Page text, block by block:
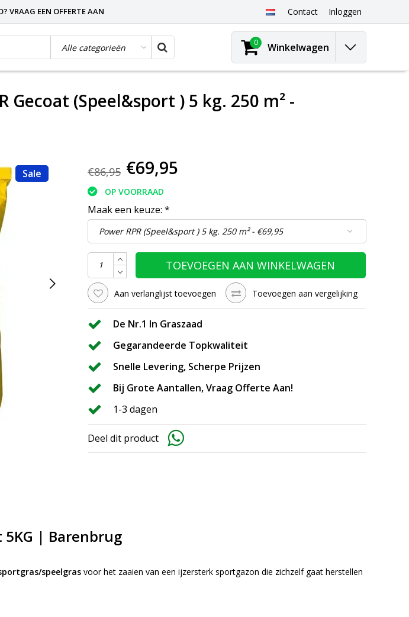
VRAAG EEN OFFERTE AAN Contact Inloggen
0 Winkelwagen
Gecoat (Speel&sport ) 5 kg. 250 m² -
Sale €86,95 €69,95
OP VOORRAAD
Maak een keuze: *
TOEVOEGEN AAN WINKELWAGEN
Aan verlanglijst toevoegen Toevoegen aan vergelijking
De Nr.1 In Graszaad
Gegarandeerde Topkwaliteit
Snelle Levering, Scherpe Prijzen
Bij Grote Aantallen, Vraag Offerte Aan!
1-3 dagen
Deel dit product
5KG | Barenbrug
speelgras voor het zaaien van een ijzersterk sportgazon die zichzelf gaat herstellen